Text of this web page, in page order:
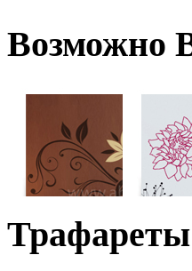
Возможно
Трафареты